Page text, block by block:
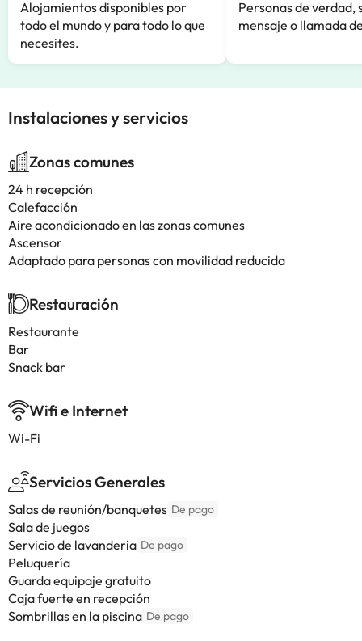
Alojamientos disponibles por
todo el mundo y para todo lo que
necesites.
Personas de verdad,
mensaje o llamada
Instalaciones y servicios
Zonas comunes
24 h recepción
Calefacción
Aire acondicionado en las zonas comunes
Ascensor
Adaptado para personas con movilidad reducida
Restauración
Restaurante
Bar
Snack bar
Wifi e Internet
Wi-Fi
Servicios Generales
Salas de reunión/banquetes De pago
Sala de juegos
Servicio de lavandería De pago
Peluquería
Guarda equipaje gratuito
Caja fuerte en recepción
Sombrillas en la piscina De pago